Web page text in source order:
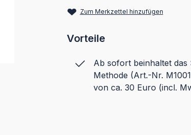
Zum Merkzettel hinzufügen
Vorteile
Ab sofort beinhaltet
Methode (Art.-Nr.
von ca. 30 Euro (incl.